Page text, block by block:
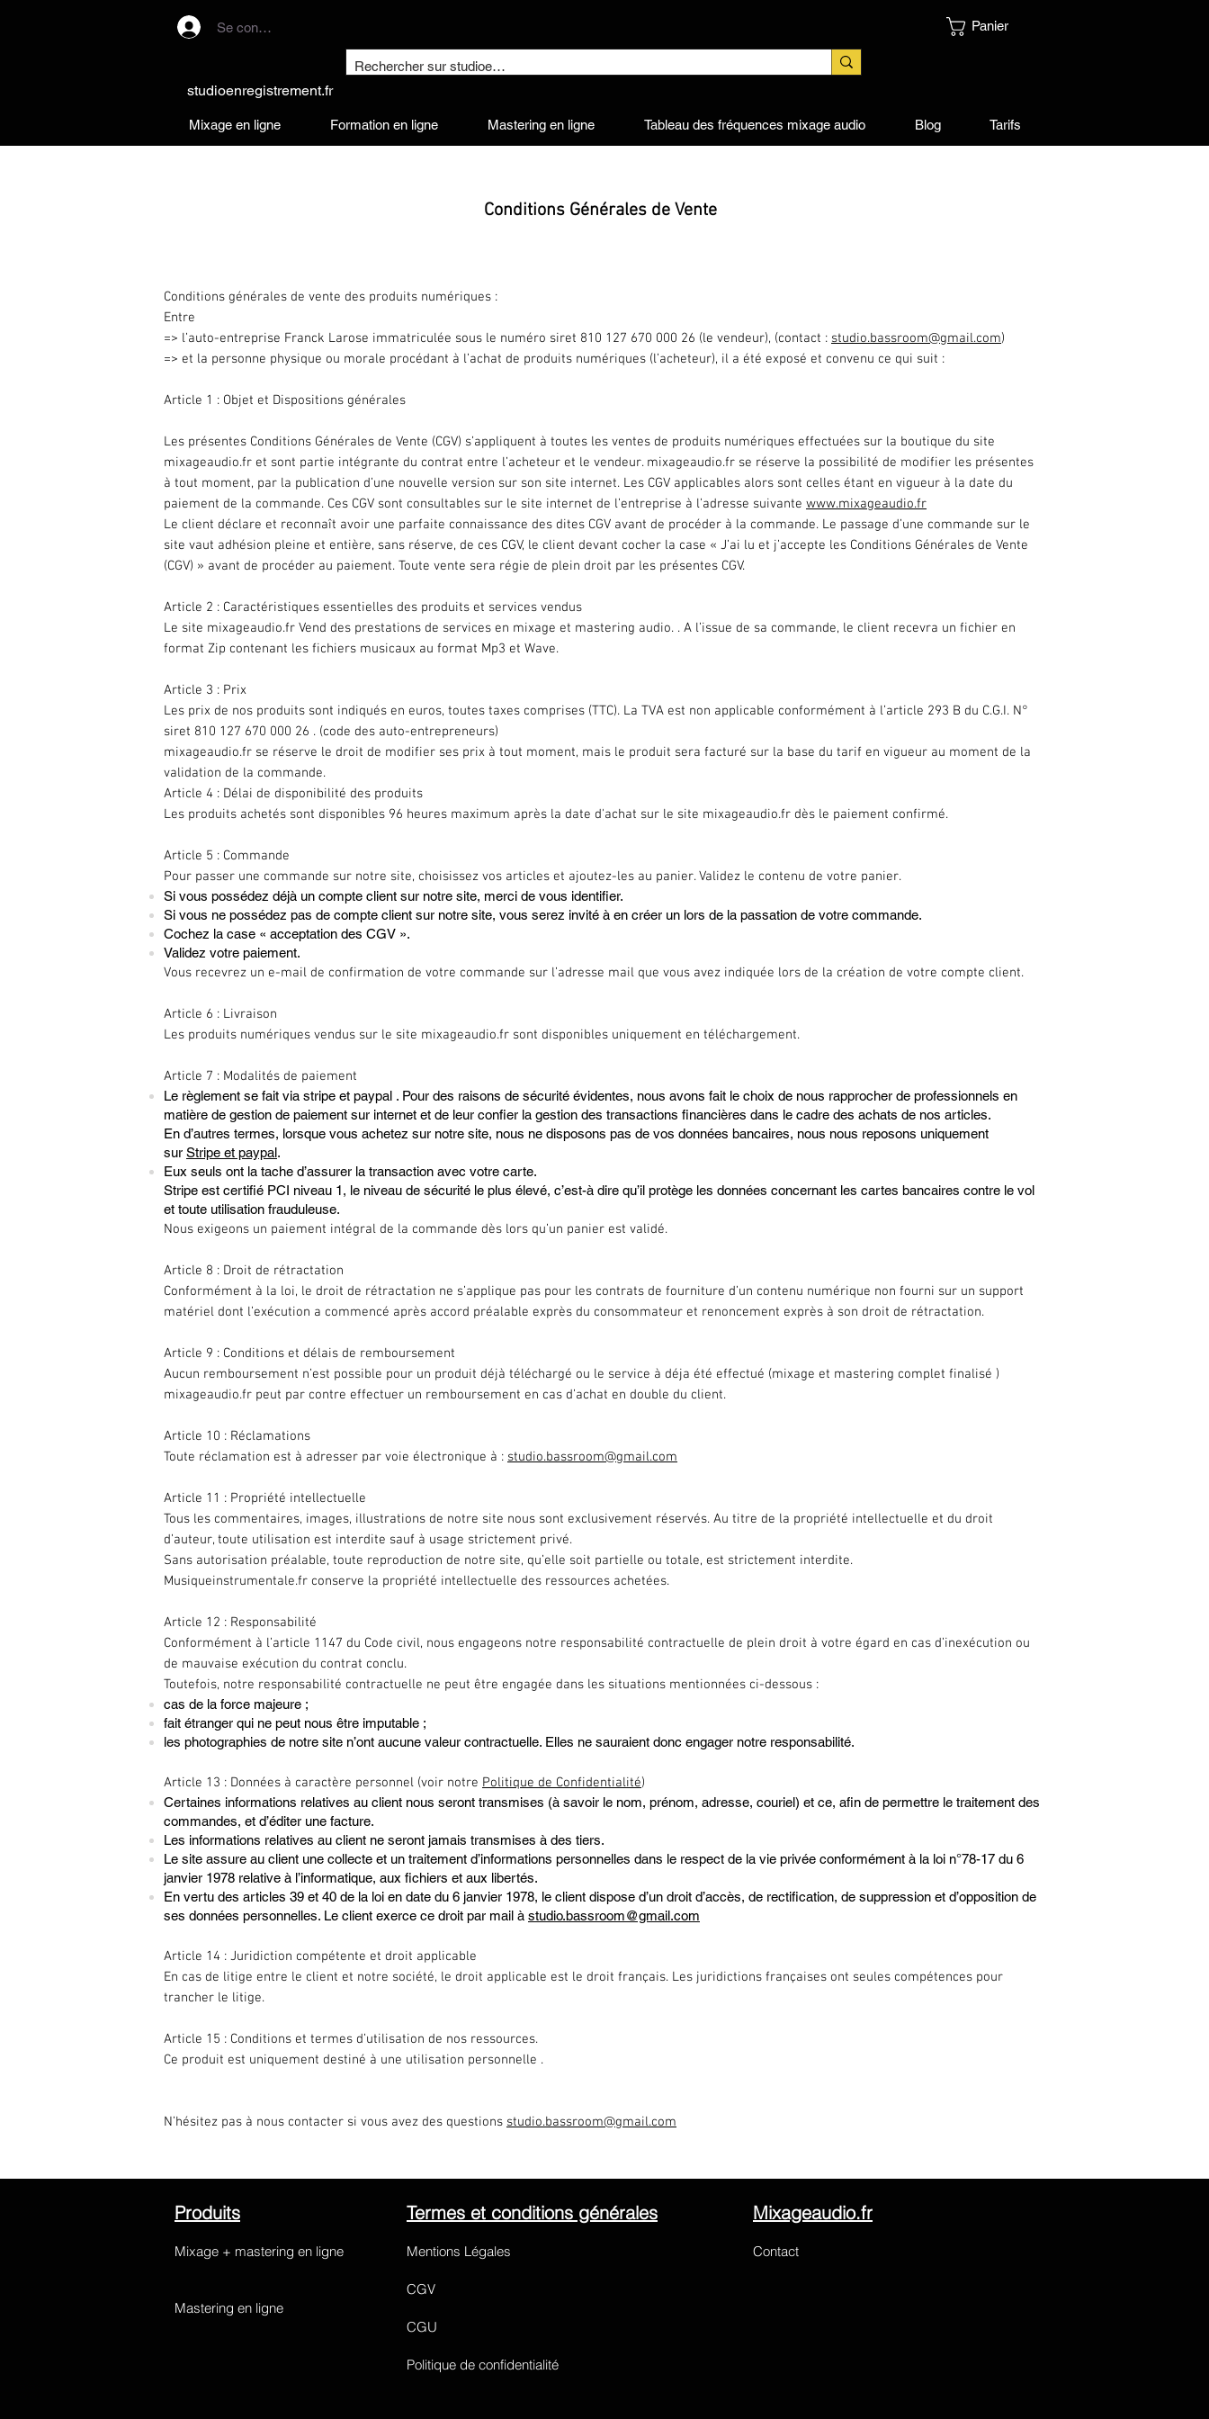
Se connecter Panier
studioenregistrement.fr
Mixage en ligne Formation en ligne Mastering en ligne Tableau des fréquences mixage audio Blog Tarifs
Conditions Générales de Vente
Conditions générales de vente des produits numériques :
Entre
=> l’auto-entreprise Franck Larose immatriculée sous le numéro siret 810 127 670 000 26 (le vendeur), (contact : studio.bassroom@gmail.com)
=> et la personne physique ou morale procédant à l’achat de produits numériques (l’acheteur), il a été exposé et convenu ce qui suit :
Article 1 : Objet et Dispositions générales
Les présentes Conditions Générales de Vente (CGV) s’appliquent à toutes les ventes de produits numériques effectuées sur la boutique du site
mixageaudio.fr et sont partie intégrante du contrat entre l’acheteur et le vendeur. mixageaudio.fr se réserve la possibilité de modifier les présentes
à tout moment, par la publication d’une nouvelle version sur son site internet. Les CGV applicables alors sont celles étant en vigueur à la date du
paiement de la commande. Ces CGV sont consultables sur le site internet de l’entreprise à l’adresse suivante www.mixageaudio.fr
Le client déclare et reconnaît avoir une parfaite connaissance des dites CGV avant de procéder à la commande. Le passage d’une commande sur le
site vaut adhésion pleine et entière, sans réserve, de ces CGV, le client devant cocher la case « J’ai lu et j’accepte les Conditions Générales de Vente
(CGV) » avant de procéder au paiement. Toute vente sera régie de plein droit par les présentes CGV.
Article 2 : Caractéristiques essentielles des produits et services vendus
Le site mixageaudio.fr Vend des prestations de services en mixage et mastering audio. . A l’issue de sa commande, le client recevra un fichier en
format Zip contenant les fichiers musicaux au format Mp3 et Wave.
Article 3 : Prix
Les prix de nos produits sont indiqués en euros, toutes taxes comprises (TTC). La TVA est non applicable conformément à l’article 293 B du C.G.I. N°
siret 810 127 670 000 26 . (code des auto-entrepreneurs)
mixageaudio.fr se réserve le droit de modifier ses prix à tout moment, mais le produit sera facturé sur la base du tarif en vigueur au moment de la
validation de la commande.
Article 4 : Délai de disponibilité des produits
Les produits achetés sont disponibles 96 heures maximum après la date d'achat sur le site mixageaudio.fr dès le paiement confirmé.
Article 5 : Commande
Pour passer une commande sur notre site, choisissez vos articles et ajoutez-les au panier. Validez le contenu de votre panier.
Si vous possédez déjà un compte client sur notre site, merci de vous identifier.
Si vous ne possédez pas de compte client sur notre site, vous serez invité à en créer un lors de la passation de votre commande.
Cochez la case « acceptation des CGV ».
Validez votre paiement.
Vous recevrez un e-mail de confirmation de votre commande sur l’adresse mail que vous avez indiquée lors de la création de votre compte client.
Article 6 : Livraison
Les produits numériques vendus sur le site mixageaudio.fr sont disponibles uniquement en téléchargement.
Article 7 : Modalités de paiement
Le règlement se fait via stripe et paypal . Pour des raisons de sécurité évidentes, nous avons fait le choix de nous rapprocher de professionnels en
matière de gestion de paiement sur internet et de leur confier la gestion des transactions financières dans le cadre des achats de nos articles.
En d’autres termes, lorsque vous achetez sur notre site, nous ne disposons pas de vos données bancaires, nous nous reposons uniquement
sur Stripe et paypal.
Eux seuls ont la tache d’assurer la transaction avec votre carte.
Stripe est certifié PCI niveau 1, le niveau de sécurité le plus élevé, c’est-à dire qu’il protège les données concernant les cartes bancaires contre le vol
et toute utilisation frauduleuse.
Nous exigeons un paiement intégral de la commande dès lors qu’un panier est validé.
Article 8 : Droit de rétractation
Conformément à la loi, le droit de rétractation ne s’applique pas pour les contrats de fourniture d’un contenu numérique non fourni sur un support
matériel dont l’exécution a commencé après accord préalable exprès du consommateur et renoncement exprès à son droit de rétractation.
Article 9 : Conditions et délais de remboursement
Aucun remboursement n’est possible pour un produit déjà téléchargé ou le service à déja été effectué (mixage et mastering complet finalisé )
mixageaudio.fr peut par contre effectuer un remboursement en cas d’achat en double du client.
Article 10 : Réclamations
Toute réclamation est à adresser par voie électronique à : studio.bassroom@gmail.com
Article 11 : Propriété intellectuelle
Tous les commentaires, images, illustrations de notre site nous sont exclusivement réservés. Au titre de la propriété intellectuelle et du droit
d’auteur, toute utilisation est interdite sauf à usage strictement privé.
Sans autorisation préalable, toute reproduction de notre site, qu’elle soit partielle ou totale, est strictement interdite.
Musiqueinstrumentale.fr conserve la propriété intellectuelle des ressources achetées.
Article 12 : Responsabilité
Conformément à l’article 1147 du Code civil, nous engageons notre responsabilité contractuelle de plein droit à votre égard en cas d’inexécution ou
de mauvaise exécution du contrat conclu.
Toutefois, notre responsabilité contractuelle ne peut être engagée dans les situations mentionnées ci-dessous :
cas de la force majeure ;
fait étranger qui ne peut nous être imputable ;
les photographies de notre site n’ont aucune valeur contractuelle. Elles ne sauraient donc engager notre responsabilité.
Article 13 : Données à caractère personnel (voir notre Politique de Confidentialité)
Certaines informations relatives au client nous seront transmises (à savoir le nom, prénom, adresse, couriel) et ce, afin de permettre le traitement des
commandes, et d’éditer une facture.
Les informations relatives au client ne seront jamais transmises à des tiers.
Le site assure au client une collecte et un traitement d’informations personnelles dans le respect de la vie privée conformément à la loi n°78-17 du 6
janvier 1978 relative à l’informatique, aux fichiers et aux libertés.
En vertu des articles 39 et 40 de la loi en date du 6 janvier 1978, le client dispose d’un droit d’accès, de rectification, de suppression et d’opposition de
ses données personnelles. Le client exerce ce droit par mail à studio.bassroom@gmail.com
Article 14 : Juridiction compétente et droit applicable
En cas de litige entre le client et notre société, le droit applicable est le droit français. Les juridictions françaises ont seules compétences pour
trancher le litige.
Article 15 : Conditions et termes d’utilisation de nos ressources.
Ce produit est uniquement destiné à une utilisation personnelle .
N’hésitez pas à nous contacter si vous avez des questions studio.bassroom@gmail.com
Produits
Mixage + mastering en ligne
Mastering en ligne
Termes et conditions générales
Mentions Légales
CGV
CGU
Politique de confidentialité
Mixageaudio.fr
Contact